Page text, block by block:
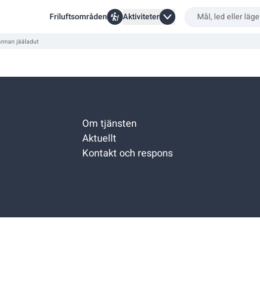
Friluftsområden Aktiviteter
jääladut
Om tjänsten
Aktuellt
Kontakt och respons